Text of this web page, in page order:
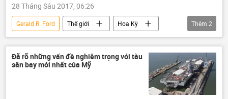
28 Tháng Sáu 2017, 06:26
Gerald R. Ford Thế giới
Hoa Kỳ
Quân đội Mỹ
tàu sân bay
Thêm 2
Đã rõ những vấn đề nghiêm trọng với tàu
sân bay mới nhất của Mỹ